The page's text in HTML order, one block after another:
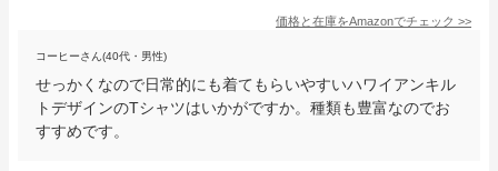
価格と在庫をAmazonでチェック >>
コーヒーさん(40代・男性)
せっかくなので日常的にも着てもらいやすいハワイアンキル
トデザインのTシャツはいかがですか。種類も豊富なのでお
すすめです。